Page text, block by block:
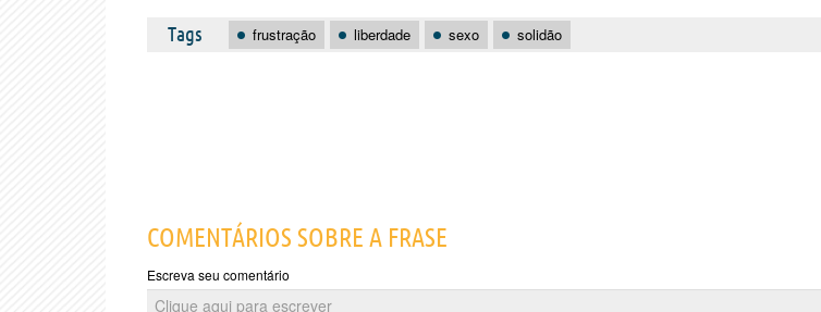
Tags frustração liberdade sexo solidão
COMENTÁRIOS SOBRE A FRASE
Escreva seu comentário